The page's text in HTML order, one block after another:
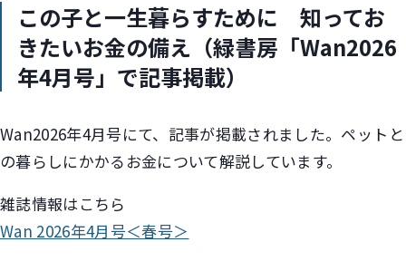
この子と一生暮らすために 知ってお
きたいお金の備え（緑書房「Wan2026
年4月号」で記事掲載）
Wan2026年4月号にて、記事が掲載されました。ペットと
の暮らしにかかるお金について解説しています。
雑誌情報はこちら
Wan 2026年4月号＜春号＞